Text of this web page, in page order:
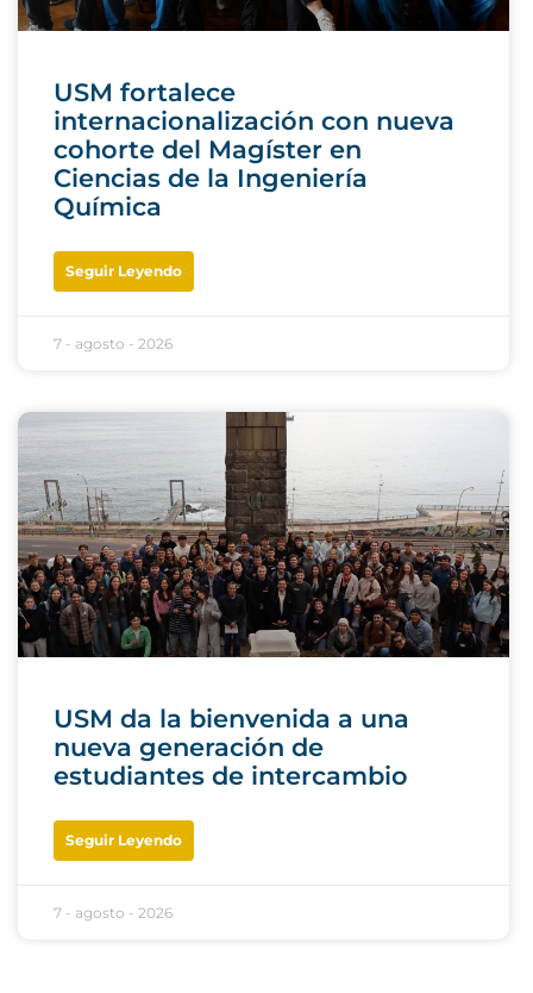
USM fortalece
internacionalización con nueva
cohorte del Magíster en
Ciencias de la Ingeniería
Química
Seguir Leyendo
7 - agosto - 2026
USM da la bienvenida a una
nueva generación de
estudiantes de intercambio
Seguir Leyendo
7 - agosto - 2026